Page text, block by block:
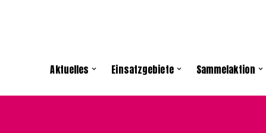
Aktuelles Einsatzgebiete Sammelaktion